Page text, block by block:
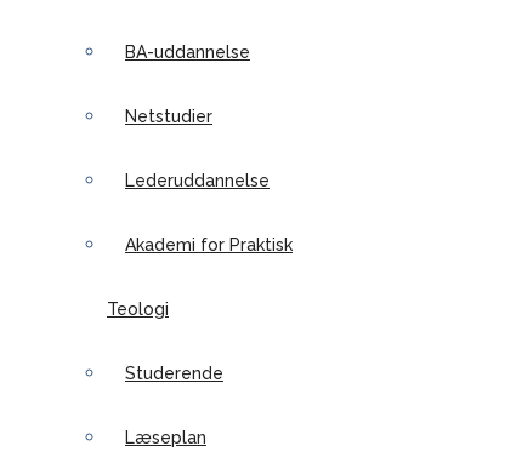
BA-uddannelse
Netstudier
Lederuddannelse
Akademi for Praktisk
Teologi
Studerende
Læseplan